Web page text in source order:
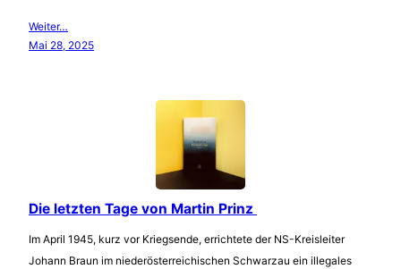
Weiter…
Mai 28, 2025
Die letzten Tage von Martin Prinz
Im April 1945, kurz vor Kriegsende, errichtete der NS-Kreisleiter
Johann Braun im niederösterreichischen Schwarzau ein illegales